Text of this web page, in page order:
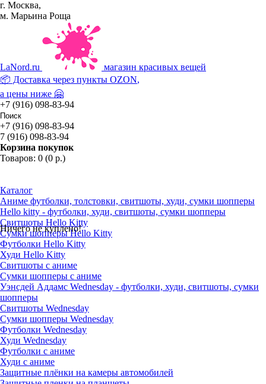
г. Москва,
м. Марьина Роща
LaNord.ru
магазин красивых вещей
📦 Доставка через пункты OZON,
а цены ниже 🤗
+7 (916) 098-83-94
+7 (916) 098-83-94
7 (916) 098-83-94
Корзина покупок
Товаров: 0 (0 р.)
Ничего не куплено!
Каталог
Аниме футболки, толстовки, свитшоты, худи, сумки шопперы
Hello kitty - футболки, худи, свитшоты, сумки шопперы
Свитшоты Hello Kitty
Сумки шопперы Hello Kitty
Футболки Hello Kitty
Худи Hello Kitty
Свитшоты с аниме
Сумки шопперы с аниме
Уэнсдей Аддамс Wednesday - футболки, худи, свитшоты, сумки
шопперы
Свитшоты Wednesday
Сумки шопперы Wednesday
Футболки Wednesday
Худи Wednesday
Футболки с аниме
Худи с аниме
Защитные плёнки на камеры автомобилей